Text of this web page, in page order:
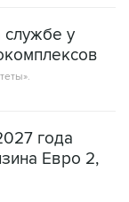
службе у
года
Евро 2,